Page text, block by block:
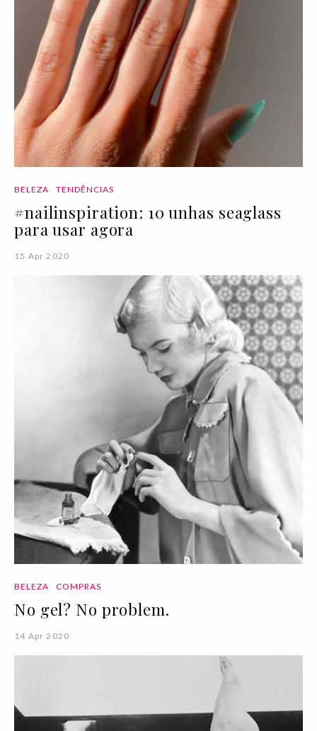
BELEZA TENDÊNCIAS
#nailinspiration: 10 unhas seaglass
para usar agora
15 Apr 2020
BELEZA COMPRAS
No gel? No problem.
14 Apr 2020